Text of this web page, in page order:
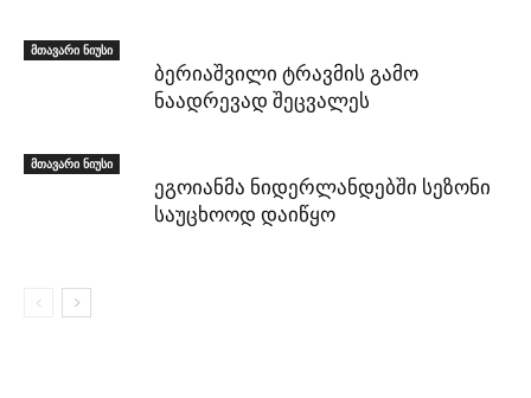
მთავარი ნიუსი
ბერიაშვილი ტრავმის გამო
ნაადრევად შეცვალეს
მთავარი ნიუსი
ეგოიანმა ნიდერლანდებში სეზონი
საუცხოოდ დაიწყო